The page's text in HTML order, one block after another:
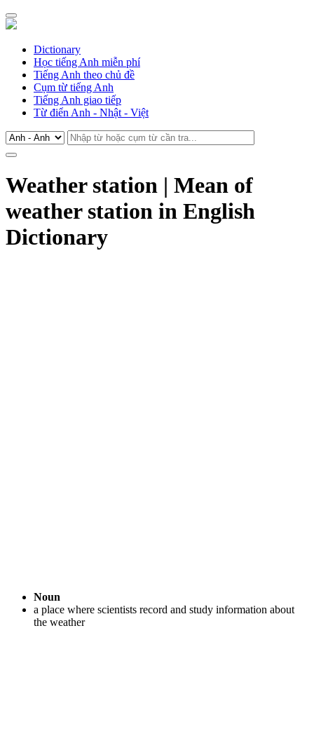
Dictionary
Học tiếng Anh miễn phí
Tiếng Anh theo chủ đề
Cụm từ tiếng Anh
Tiếng Anh giao tiếp
Từ điển Anh - Nhật - Việt
Weather station | Mean of
weather station in English
Dictionary
Noun
a place where scientists record and study information about
the weather